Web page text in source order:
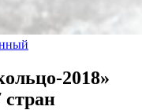
2018»
стран